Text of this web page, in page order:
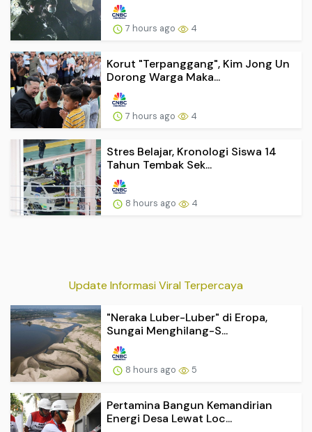
7 hours ago 4
Korut "Terpanggang", Kim Jong Un
Dorong Warga Maka...
7 hours ago 4
Stres Belajar, Kronologi Siswa 14
Tahun Tembak Sek...
8 hours ago 4
Update Informasi Viral Terpercaya
"Neraka Luber-Luber" di Eropa,
Sungai Menghilang-S...
8 hours ago 5
Pertamina Bangun Kemandirian
Energi Desa Lewat Loc...